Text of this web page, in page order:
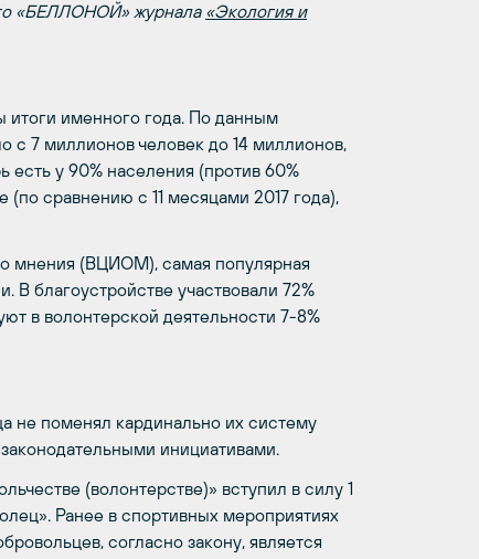
«БЕЛЛОНОЙ» журнала «Экология и
именного года. По данным
с 7 миллионов человек до 14 миллионов,
есть у 90% населения (против 60%
сравнению с 11 месяцами 2017 года),
мнения (ВЦИОМ), самая популярная
В благоустройстве участвовали 72%
в волонтерской деятельности 7-8%
не поменял кардинально их систему
инициативами.
(волонтерстве)» вступил в силу 1
Ранее в спортивных мероприятиях
согласно закону, является